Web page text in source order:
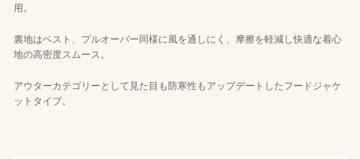
用。
裏地はベスト、プルオーバー同様に風を通しにく、摩擦を軽減し快適な着心
地の高密度スムース。
アウターカテゴリーとして見た目も防寒性もアップデートしたフードジャケ
ットタイプ。